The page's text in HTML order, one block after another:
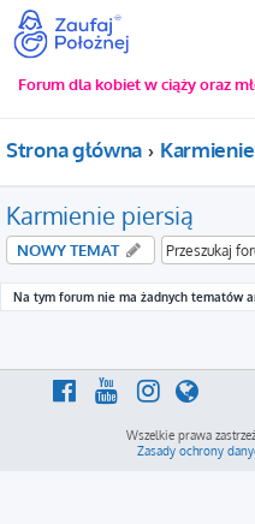
Forum dla kobiet w ciąży oraz
Strona główna Karmienie
Karmienie piersią
NOWY TEMAT
Na tym forum nie ma żadnych tematów
Wszelkie prawa
Zasady ochrony